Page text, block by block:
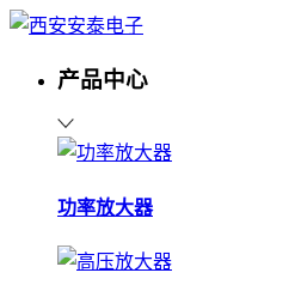
产品中心
功率放大器